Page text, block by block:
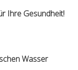
Ihre Gesundheit!
Wasser